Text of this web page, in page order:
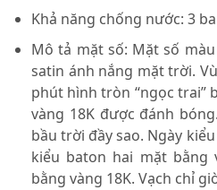
Khả năng chống nước: 3
Mô tả mặt số: Mặt số
satin ánh nắng mặt trời.
phút hình tròn “ngọc trai”
vàng 18K được đánh
bầu trời đầy sao. Ngày
kiểu baton hai mặt bằng
bằng vàng 18K. Vạch chỉ